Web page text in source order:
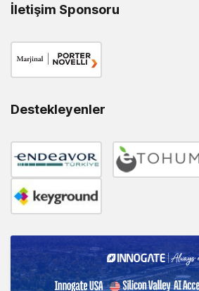
İletişim Sponsoru
Destekleyenler